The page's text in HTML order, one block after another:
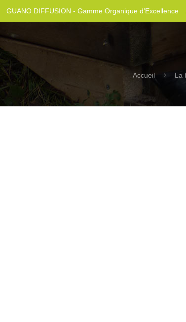
GUANO DIFFUSION - Gamme Organique d’Excellence
Accueil La